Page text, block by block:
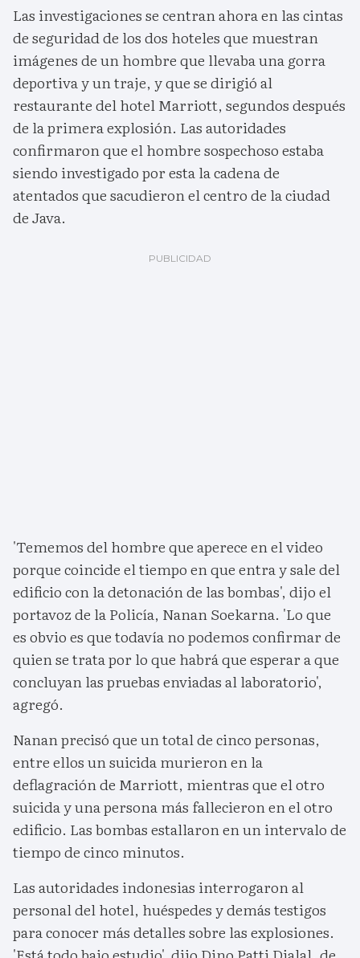
Las investigaciones se centran ahora en las cintas
de seguridad de los dos hoteles que muestran
imágenes de un hombre que llevaba una gorra
deportiva y un traje, y que se dirigió al
restaurante del hotel Marriott, segundos después
de la primera explosión. Las autoridades
confirmaron que el hombre sospechoso estaba
siendo investigado por esta la cadena de
atentados que sacudieron el centro de la ciudad
de Java.
'Tememos del hombre que aperece en el video
porque coincide el tiempo en que entra y sale del
edificio con la detonación de las bombas', dijo el
portavoz de la Policía, Nanan Soekarna. 'Lo que
es obvio es que todavía no podemos confirmar de
quien se trata por lo que habrá que esperar a que
concluyan las pruebas enviadas al laboratorio',
agregó.
Nanan precisó que un total de cinco personas,
entre ellos un suicida murieron en la
deflagración de Marriott, mientras que el otro
suicida y una persona más fallecieron en el otro
edificio. Las bombas estallaron en un intervalo de
tiempo de cinco minutos.
Las autoridades indonesias interrogaron al
personal del hotel, huéspedes y demás testigos
para conocer más detalles sobre las explosiones.